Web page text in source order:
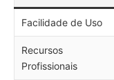
Facilidade de Uso
Recursos
Profissionais